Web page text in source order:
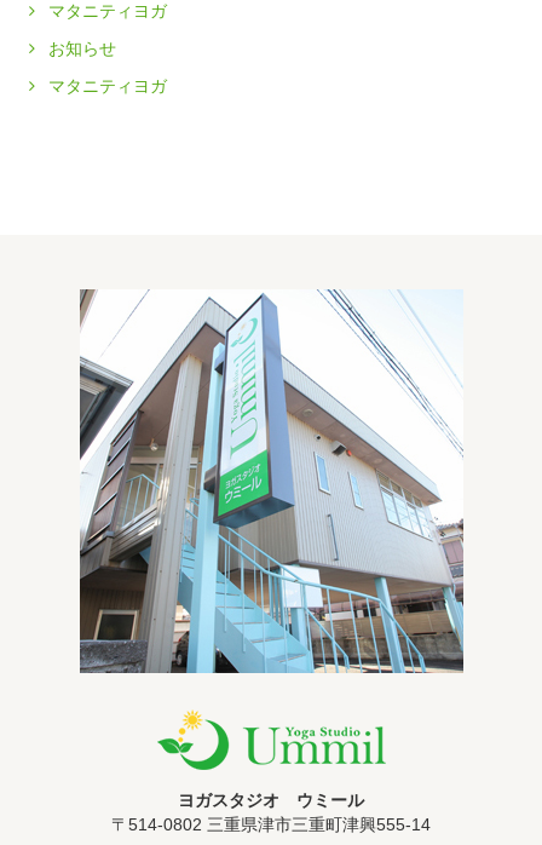
マタニティヨガ
お知らせ
マタニティヨガ
ヨガスタジオ ウミール
〒514-0802 三重県津市三重町津興555-14